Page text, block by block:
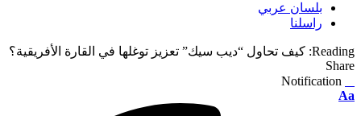
بلسان عربي
راسلنا
Reading: كيف تحاول “ديب سيك” تعزيز توغلها في القارة الأفريقية؟
Share
Notification
Font
Aa